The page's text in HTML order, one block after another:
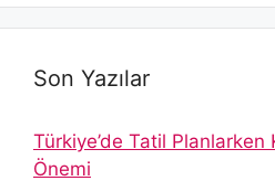
Son Yazılar
Türkiye’de Tatil
Önemi